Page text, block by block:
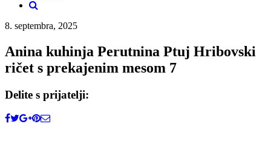
8. septembra, 2025
Anina kuhinja Perutnina Ptuj Hribovski
ričet s prekajenim mesom 7
Delite s prijatelji: